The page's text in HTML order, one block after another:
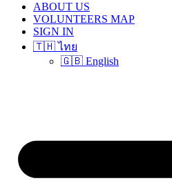
ABOUT US
VOLUNTEERS MAP
SIGN IN
🇹🇭 ไทย
🇬🇧 English